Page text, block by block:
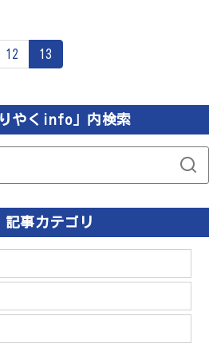
12 13
りやくinfo」内検索
記事カテゴリ